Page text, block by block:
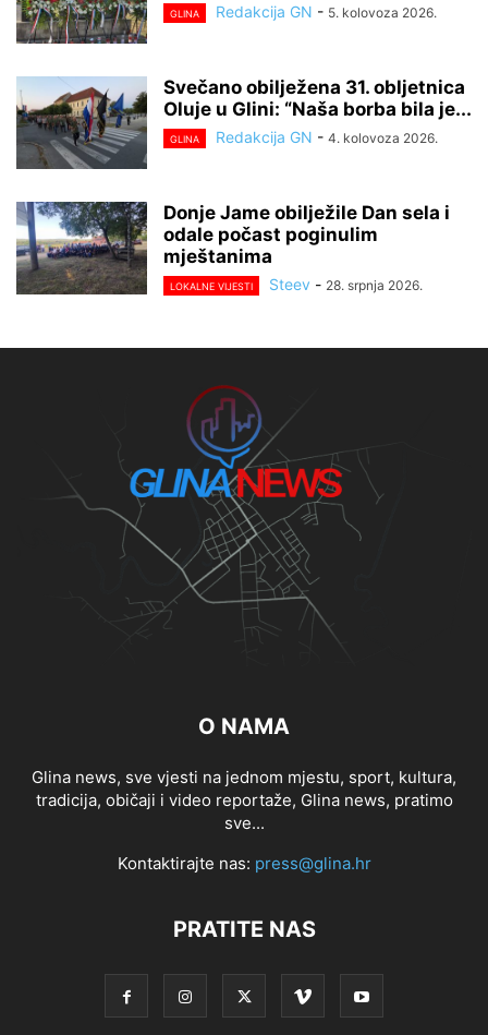
GLINA Redakcija GN - 5. kolovoza 2026.
Svečano obilježena 31. obljetnica
Oluje u Glini: “Naša borba bila je...
GLINA Redakcija GN - 4. kolovoza 2026.
Donje Jame obilježile Dan sela i
odale počast poginulim
mještanima
LOKALNE VIJESTI Steev - 28. srpnja 2026.
O NAMA
Glina news, sve vjesti na jednom mjestu, sport, kultura,
tradicija, običaji i video reportaže, Glina news, pratimo
sve...
Kontaktirajte nas: press@glina.hr
PRATITE NAS